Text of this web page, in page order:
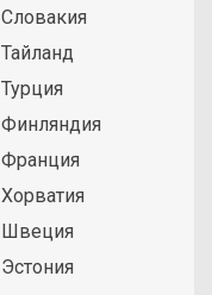
Словакия
Тайланд
Турция
Финляндия
Франция
Хорватия
Швеция
Эстония